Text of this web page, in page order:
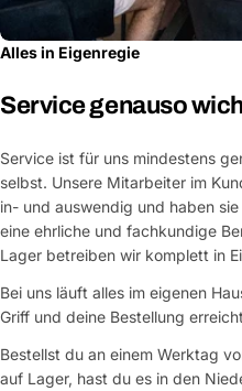
Alles in Eigenregie
Service genauso
Service ist für uns mindestens
selbst. Unsere Mitarbeiter im
in- und auswendig und haben
eine ehrliche und fachkundige
Lager betreiben wir komplett in
Bei uns läuft alles im eigenen
Griff und deine Bestellung
Bestellst du an einem Werktag
auf Lager, hast du es in den